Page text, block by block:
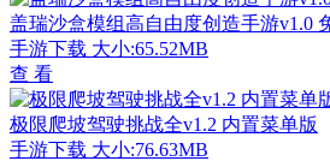
盖瑞沙盒模组高自由度创造手游v1.0
手游下载 大小:65.52MB
查 看
极限爬坡驾驶挑战全v1.2 内置菜单版
手游下载 大小:76.63MB